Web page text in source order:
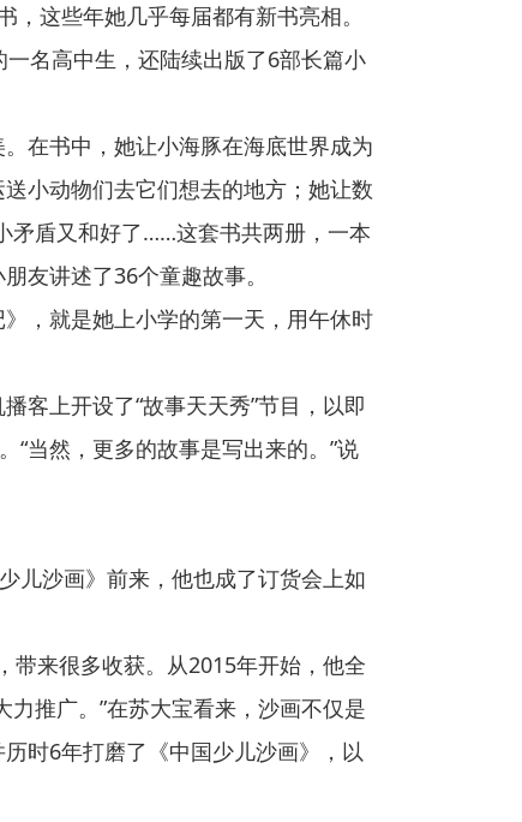
这些年她几乎每届都有新书亮相。
名高中生，还陆续出版了6部长篇小
在书中，她让小海豚在海底世界成为
小动物们去它们想去的地方；她让数
矛盾又和好了……这套书共两册，一本
友讲述了36个童趣故事。
，就是她上小学的第一天，用午休时
客上开设了“故事天天秀”节目，以即
“当然，更多的故事是写出来的。”说
儿沙画》前来，他也成了订货会上如
带来很多收获。从2015年开始，他全
推广。”在苏大宝看来，沙画不仅是
时6年打磨了《中国少儿沙画》，以